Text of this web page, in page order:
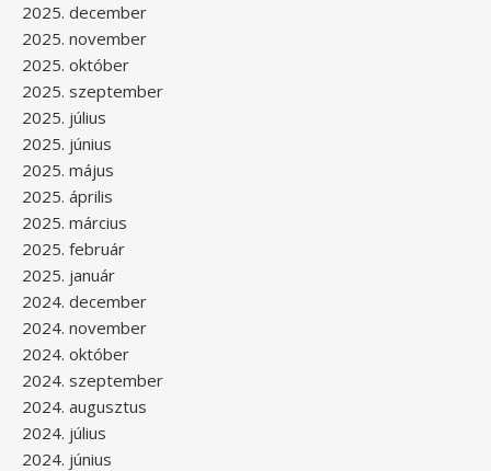
2025. december
2025. november
2025. október
2025. szeptember
2025. július
2025. június
2025. május
2025. április
2025. március
2025. február
2025. január
2024. december
2024. november
2024. október
2024. szeptember
2024. augusztus
2024. július
2024. június